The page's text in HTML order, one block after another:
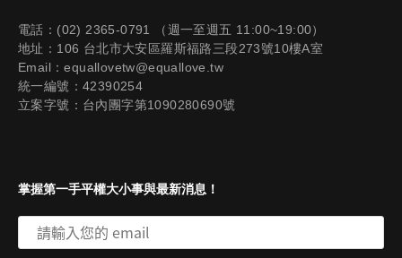
電話：(02) 2365-0791 （週一至週五 11:00~19:00）
地址：106 台北市大安區羅斯福路三段273號10樓A室
Email：equallovetw@equallove.tw
統一編號：42390254
立案字號：台內團字第1090280690號
掌握第一手平權大小事與最新消息！